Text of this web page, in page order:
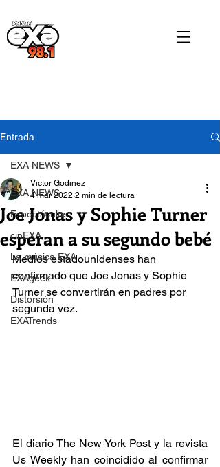
Entrada
EXA NEWS
Espectáculos
cinEXA
La música EXA
EXAgeek
Distorsión
EXATrends
EXA NEWS
Joe Jonas y Sophie Turner
esperan a su segundo bebé
Victor Godinez
4 mar 2022 2 min de lectura
Medios estadounidenses han
confirmado que Joe Jonas y Sophie
Turner se convertirán en padres por
segunda vez.
El diario The New York Post y la revista
Us Weekly han coincidido al confirmar